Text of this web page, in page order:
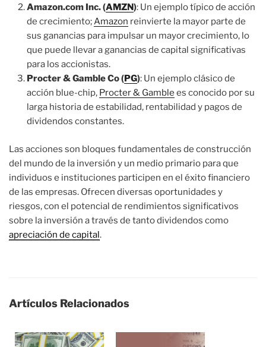
Amazon.com Inc. (AMZN): Un ejemplo típico de acción
de crecimiento;Amazon reinvierte la mayor parte de
sus ganancias para impulsar un mayor crecimiento, lo
que puede llevar a ganancias de capital significativas
para los accionistas.
Procter & Gamble Co (PG): Un ejemplo clásico de
acción blue-chip, Procter & Gamble es conocido por su
larga historia de estabilidad, rentabilidad y pagos de
dividendos constantes.
Las acciones son bloques fundamentales de construcción
del mundo de la inversión y un medio primario para que
individuos e instituciones participen en el éxito financiero
de las empresas. Ofrecen diversas oportunidades y
riesgos, con el potencial de rendimientos significativos
sobre la inversión a través de tanto dividendos como
apreciación de capital.
Artículos Relacionados